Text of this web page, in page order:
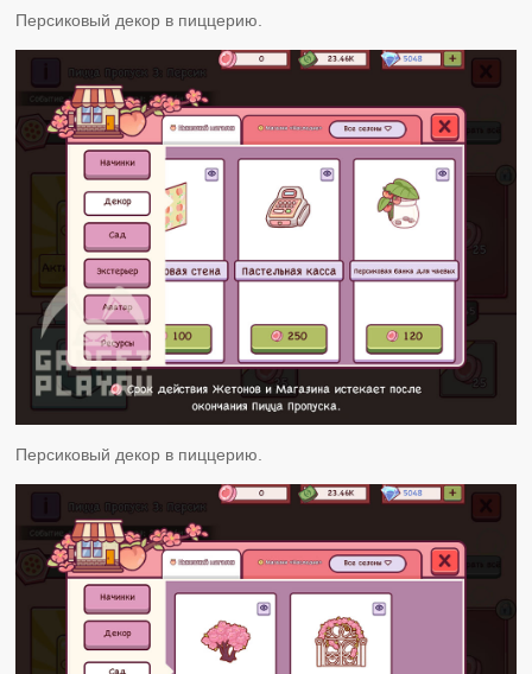
Персиковый декор в пиццерию.
Персиковый декор в пиццерию.